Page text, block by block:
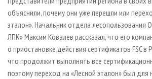
объяснили, почему они уже перешли или
эталон». Начальник отдела лесопользования
ЛПК» Максим Ковалев рассказал, что его
о приостановке действия сертификатов FSC в
что продолжит выполнять все
поэтому переход на «Лесной эталон» был для